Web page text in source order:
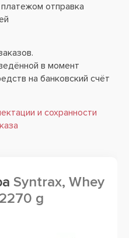
отправка
в момент
на банковский счёт
и сохранности
Syntrax, Whey
g